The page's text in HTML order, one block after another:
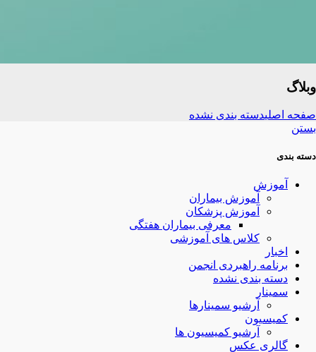
وبلاگ
صفحه اصلیدسته بندی نشده
بستن
دسته بندی
آموزش
آموزش بیماران
آموزش پزشکان
معرفی بیماران هفتگی
کلاس های آموزشی
اخبار
برنامه راهبردی انجمن
دسته بندی نشده
سمینار
آرشیو سمینارها
کمیسیون
آرشیو کمیسیون ها
گالری عکس